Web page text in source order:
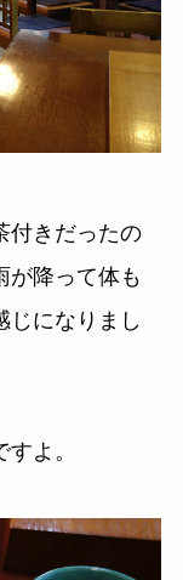
付きだったの
が降って体も
じになりまし
よ。